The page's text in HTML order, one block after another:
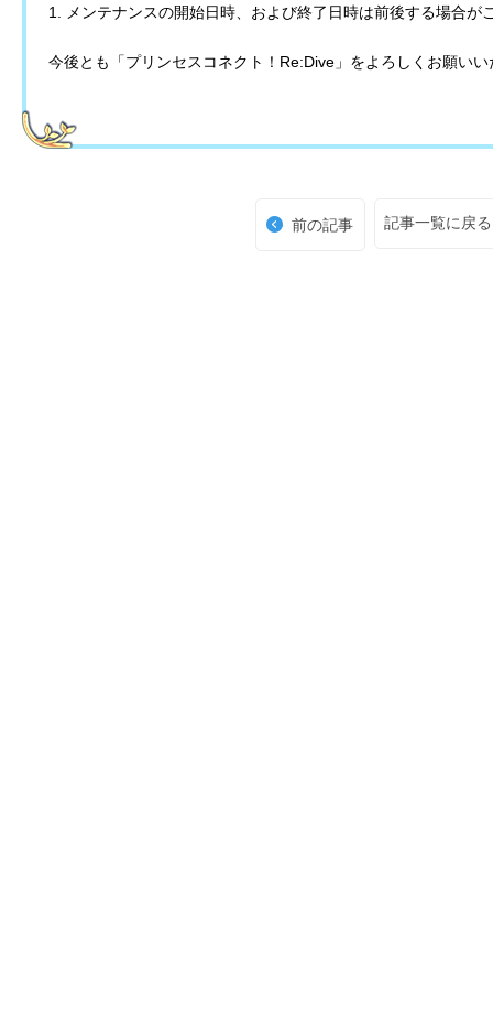
1. メンテナンスの開始日時、および終了日時は前後する場合が
今後とも「プリンセスコネクト！Re:Dive」をよろしくお願いい
前の記事 記事一覧に戻る